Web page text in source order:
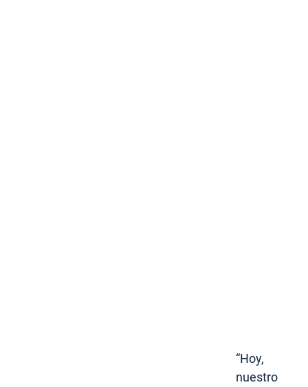
“Hoy,
nuestro